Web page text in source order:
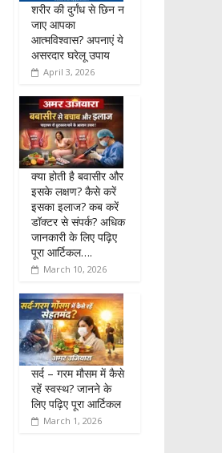
शरीर की दुर्गंध से छिन न
जाए आपका
आत्मविश्वास? अपनाएं ये
असरदार घरेलू उपाय
April 3, 2026
क्या होती है बवासीर और
इसके लक्षण? कैसे करें
इसका इलाज? कब करें
डॉक्टर से संपर्क? अधिक
जानकारी के लिए पढ़िए
पूरा आर्टिकल….
March 10, 2026
सर्द – गरम मौसम में कैसे
रहें स्वस्थ? जानने के
लिए पढ़िए पूरा आर्टिकल
March 1, 2026